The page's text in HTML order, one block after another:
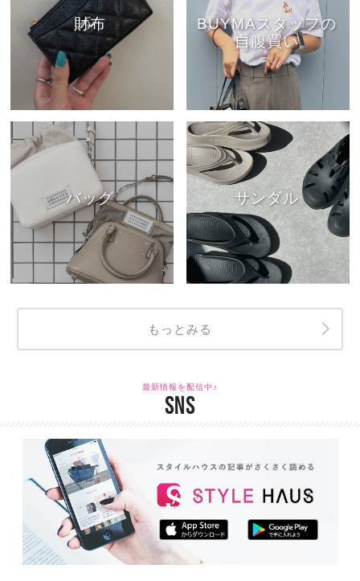
財布
BUYMAスタッフの
自腹買い
バッグ サンダル
もっとみる
最新情報を配信中♪
SNS